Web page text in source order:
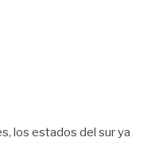
los estados del sur ya